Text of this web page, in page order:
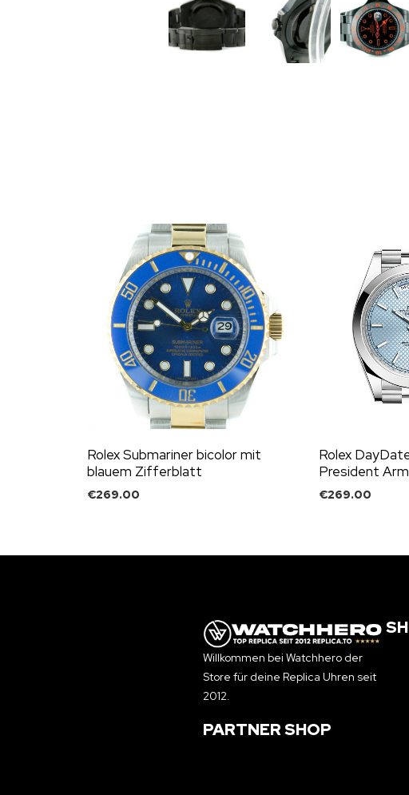
Rolex Submariner bicolor mit
blauem Zifferblatt
€269.00
Rolex
President
€269.00
Willkommen bei Watchhero der
Store für deine Replica Uhren seit
2012.
PARTNER SHOP